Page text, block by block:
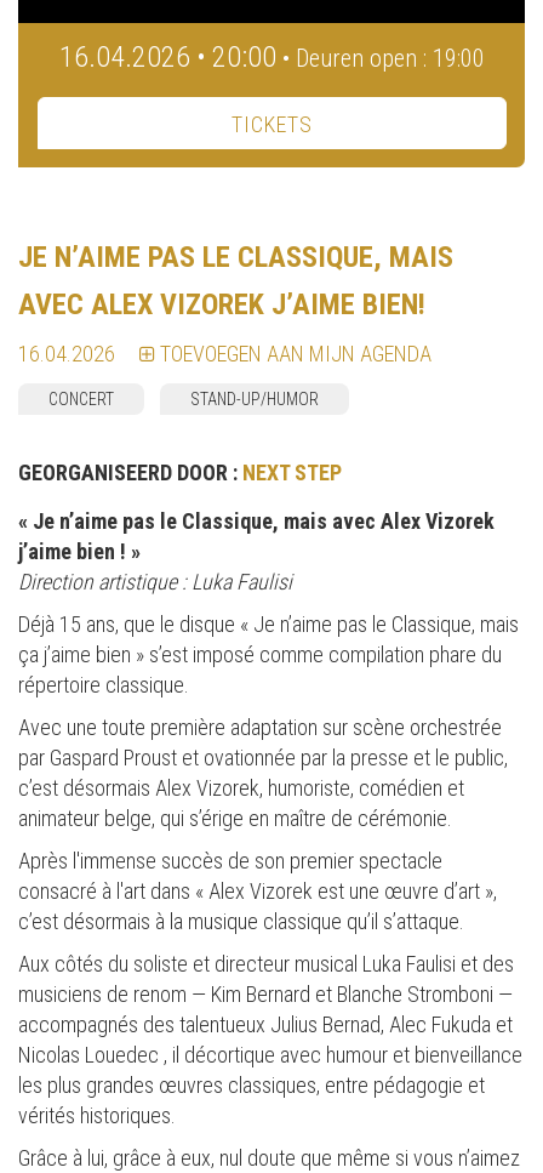
16.04.2026 • 20:00 • Deuren open : 19:00
TICKETS
JE N’AIME PAS LE CLASSIQUE, MAIS
AVEC ALEX VIZOREK J’AIME BIEN!
16.04.2026 TOEVOEGEN AAN MIJN AGENDA
CONCERT STAND-UP/HUMOR
GEORGANISEERD DOOR : NEXT STEP
« Je n’aime pas le Classique, mais avec Alex Vizorek
j’aime bien ! »
Direction artistique : Luka Faulisi
Déjà 15 ans, que le disque « Je n’aime pas le Classique, mais
ça j’aime bien » s’est imposé comme compilation phare du
répertoire classique.
Avec une toute première adaptation sur scène orchestrée
par Gaspard Proust et ovationnée par la presse et le public,
c’est désormais Alex Vizorek, humoriste, comédien et
animateur belge, qui s’érige en maître de cérémonie.
Après l'immense succès de son premier spectacle
consacré à l'art dans « Alex Vizorek est une œuvre d’art »,
c’est désormais à la musique classique qu’il s’attaque.
Aux côtés du soliste et directeur musical Luka Faulisi et des
musiciens de renom — Kim Bernard et Blanche Stromboni —
accompagnés des talentueux Julius Bernad, Alec Fukuda et
Nicolas Louedec , il décortique avec humour et bienveillance
les plus grandes œuvres classiques, entre pédagogie et
vérités historiques.
Grâce à lui, grâce à eux, nul doute que même si vous n’aimez